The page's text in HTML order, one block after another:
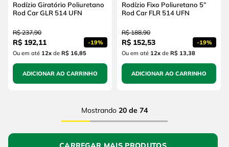
Rodízio Giratório Poliuretano
Rod Car GLR 514 UFN
R$ 237,90
R$ 192,11 -19%
Ou em até 12xde R$ 16,85
ADICIONAR AO CARRINHO
Rodízio Fixo Poliuretano 5”
Rod Car FLR 514 UFN
R$ 188,90
R$ 152,53 -19%
Ou em até 12xde R$ 13,38
ADICIONAR AO CARRINHO
Mostrando 20 de 74